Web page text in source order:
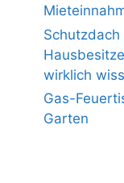
Schutzdach
wirklich
Gas-
Garten